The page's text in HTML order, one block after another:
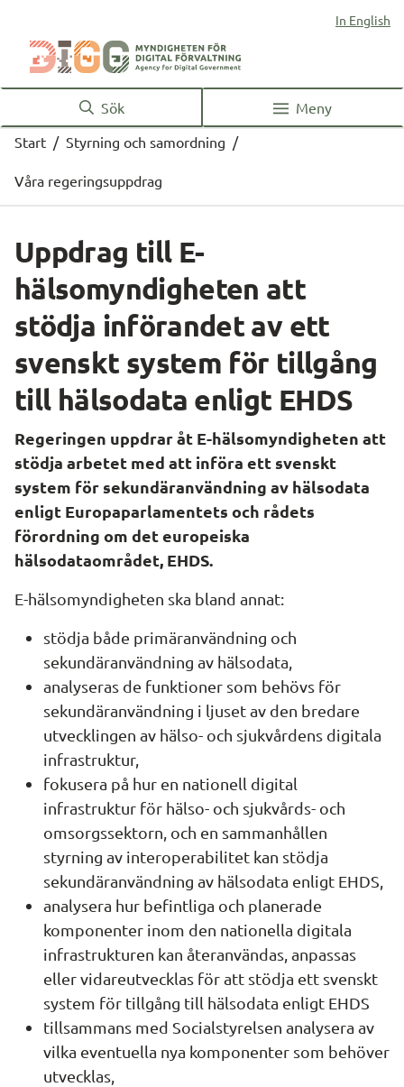
In English
Sök
Meny
Start / Styrning och samordning /
Våra regeringsuppdrag
Uppdrag till E-
hälsomyndigheten att
stödja införandet av ett
svenskt system för tillgång
till hälsodata enligt EHDS
Regeringen uppdrar åt E-hälsomyndigheten att
stödja arbetet med att införa ett svenskt
system för sekundäranvändning av hälsodata
enligt Europaparlamentets och rådets
förordning om det europeiska
hälsodataområdet, EHDS.
E-hälsomyndigheten ska bland annat:
stödja både primäranvändning och
sekundäranvändning av hälsodata,
analyseras de funktioner som behövs för
sekundäranvändning i ljuset av den bredare
utvecklingen av hälso- och sjukvårdens digitala
infrastruktur,
fokusera på hur en nationell digital
infrastruktur för hälso- och sjukvårds- och
omsorgssektorn, och en sammanhållen
styrning av interoperabilitet kan stödja
sekundäranvändning av hälsodata enligt EHDS,
analysera hur befintliga och planerade
komponenter inom den nationella digitala
infrastrukturen kan återanvändas, anpassas
eller vidareutvecklas för att stödja ett svenskt
system för tillgång till hälsodata enligt EHDS
tillsammans med Socialstyrelsen analysera av
vilka eventuella nya komponenter som behöver
utvecklas,